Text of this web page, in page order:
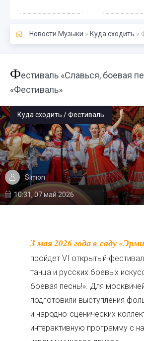
Новости Музыки » Куда сходить »
Фестиваль «Славься, боевая
«Фестиваль»
Куда сходить / Фестиваль
Simon
10:31, 07 май 2026
3 мая 2026 года в саду «Эрмитаж»
пройдет VI открытый
танца и русских боевых
боевая песнь!». Для
подготовили выступления
и народно-сценических
интерактивную программу с